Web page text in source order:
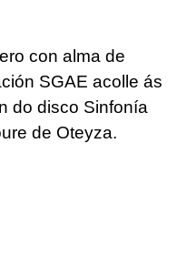
con alma de
SGAE acolle ás
do disco Sinfonía
de Oteyza.